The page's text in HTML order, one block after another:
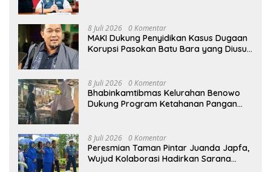
8 Juli 2026 0 Komentar
MAKI Dukung Penyidikan Kasus Dugaan
Korupsi Pasokan Batu Bara yang Diusut
8 Juli 2026 0 Komentar
Bhabinkamtibmas Kelurahan Benowo
Dukung Program Ketahanan Pangan
8 Juli 2026 0 Komentar
Peresmian Taman Pintar Juanda Japfa,
Wujud Kolaborasi Hadirkan Sarana